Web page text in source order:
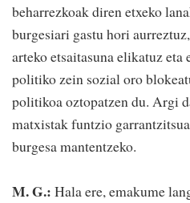
beharrezkoak diren etxeko
burgesiari gastu hori
arteko etsaitasuna elikatuz eta
politiko zein sozial oro
politikoa oztopatzen du. Argi
matxistak funtzio
burgesa mantentzeko.
M. G.: Hala ere, emakume